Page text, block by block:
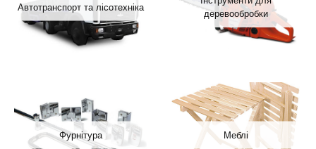
Автотранспорт та лісотехніка
деревообробки
Фурнітура Меблі